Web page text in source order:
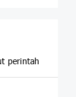
perintah